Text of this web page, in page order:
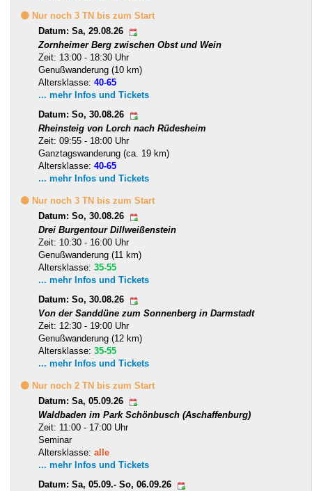
🟡 Nur noch 3 TN bis zum Start
Datum: Sa, 29.08.26
Zornheimer Berg zwischen Obst und Wein
Zeit: 13:00 - 18:30 Uhr
Genußwanderung (10 km)
Altersklasse: 40-65
... mehr Infos und Tickets
Datum: So, 30.08.26
Rheinsteig von Lorch nach Rüdesheim
Zeit: 09:55 - 18:00 Uhr
Ganztagswanderung (ca. 19 km)
Altersklasse: 40-65
... mehr Infos und Tickets
🟡 Nur noch 3 TN bis zum Start
Datum: So, 30.08.26
Drei Burgentour Dillweißenstein
Zeit: 10:30 - 16:00 Uhr
Genußwanderung (11 km)
Altersklasse: 35-55
... mehr Infos und Tickets
Datum: So, 30.08.26
Von der Sanddüne zum Sonnenberg in Darmstadt
Zeit: 12:30 - 19:00 Uhr
Genußwanderung (12 km)
Altersklasse: 35-55
... mehr Infos und Tickets
🟡 Nur noch 2 TN bis zum Start
Datum: Sa, 05.09.26
Waldbaden im Park Schönbusch (Aschaffenburg)
Zeit: 11:00 - 17:00 Uhr
Seminar
Altersklasse: alle
... mehr Infos und Tickets
Datum: Sa, 05.09.- So, 06.09.26